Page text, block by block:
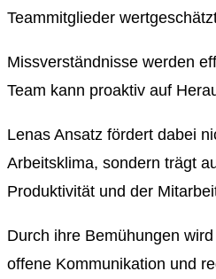
Teammitglieder
Missverständnisse werden
Team kann proaktiv auf
Lenas Ansatz fördert dabei
Arbeitsklima, sondern trägt
Produktivität und der
Durch ihre Bemühungen
offene Kommunikation und